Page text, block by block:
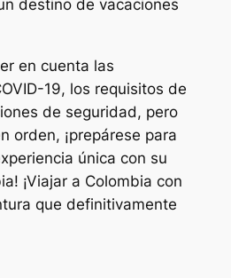
destino de vacaciones
en cuenta las
19, los requisitos de
de seguridad, pero
orden, ¡prepárese para
única con su
¡Viajar a Colombia con
que definitivamente